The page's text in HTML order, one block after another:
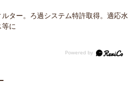
ター。ろ過システム特許取得。適応水
に